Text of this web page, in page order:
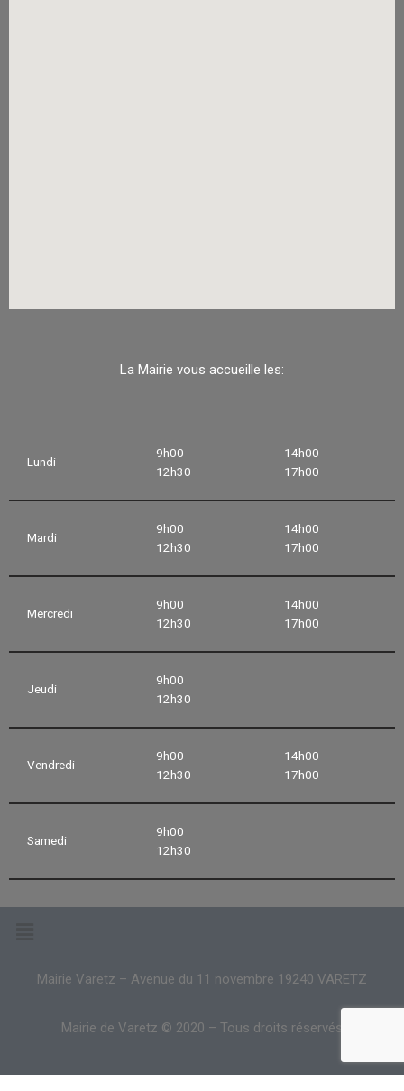
La Mairie vous accueille les:
Lundi
9h00
12h30
14h00
17h00
Mardi
9h00
12h30
14h00
17h00
Mercredi
9h00
12h30
14h00
17h00
Jeudi
9h00
12h30
Vendredi
9h00
12h30
14h00
17h00
Samedi
9h00
12h30
Mairie Varetz – Avenue du 11 novembre 19240 VARETZ
Mairie de Varetz © 2020 – Tous droits réservés